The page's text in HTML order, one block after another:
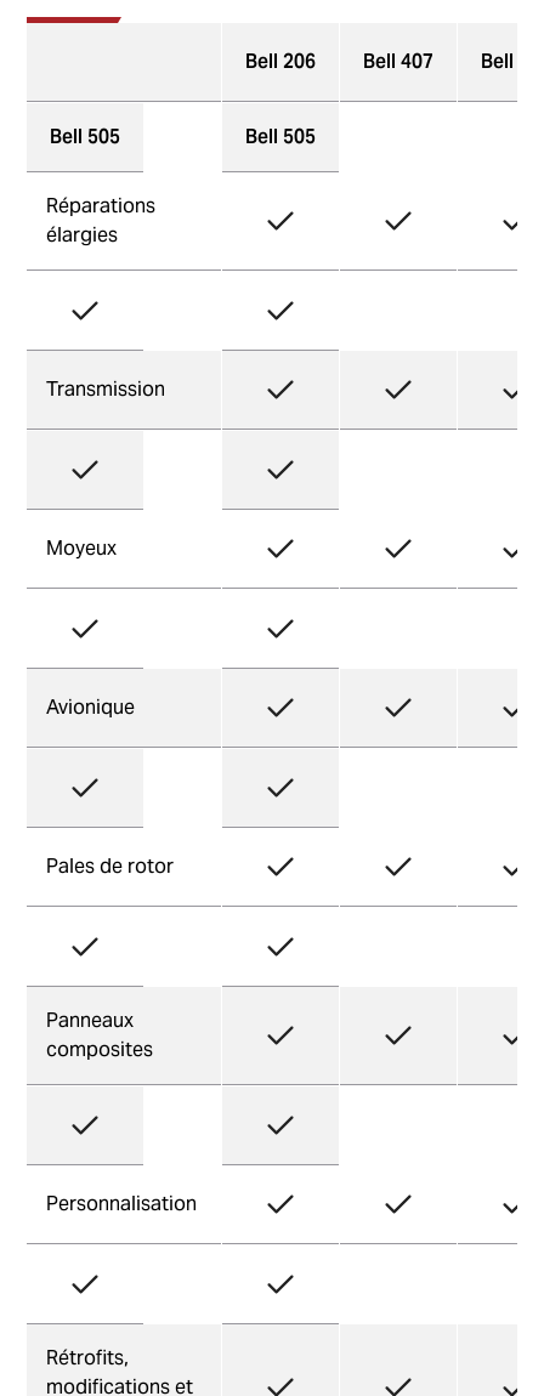
Bell 206 Bell 407 Bell
Bell 505 Bell 505
Réparations
élargies
Transmission
Moyeux
Avionique
Pales de rotor
Panneaux
composites
Personnalisation
Rétrofits,
modifications et